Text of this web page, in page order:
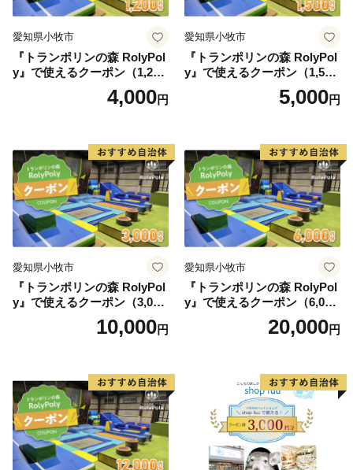
愛知県小牧市
『トランポリンの森 RolyPol
y』で使えるクーポン（1,200
4,000円
愛知県小牧市
『トランポリンの森 RolyPol
y』で使えるクーポン（1,500
5,000円
愛知県小牧市
『トランポリンの森 RolyPol
y』で使えるクーポン（3,000
10,000円
愛知県小牧市
『トランポリンの森 RolyPol
y』で使えるクーポン（6,000
20,000円